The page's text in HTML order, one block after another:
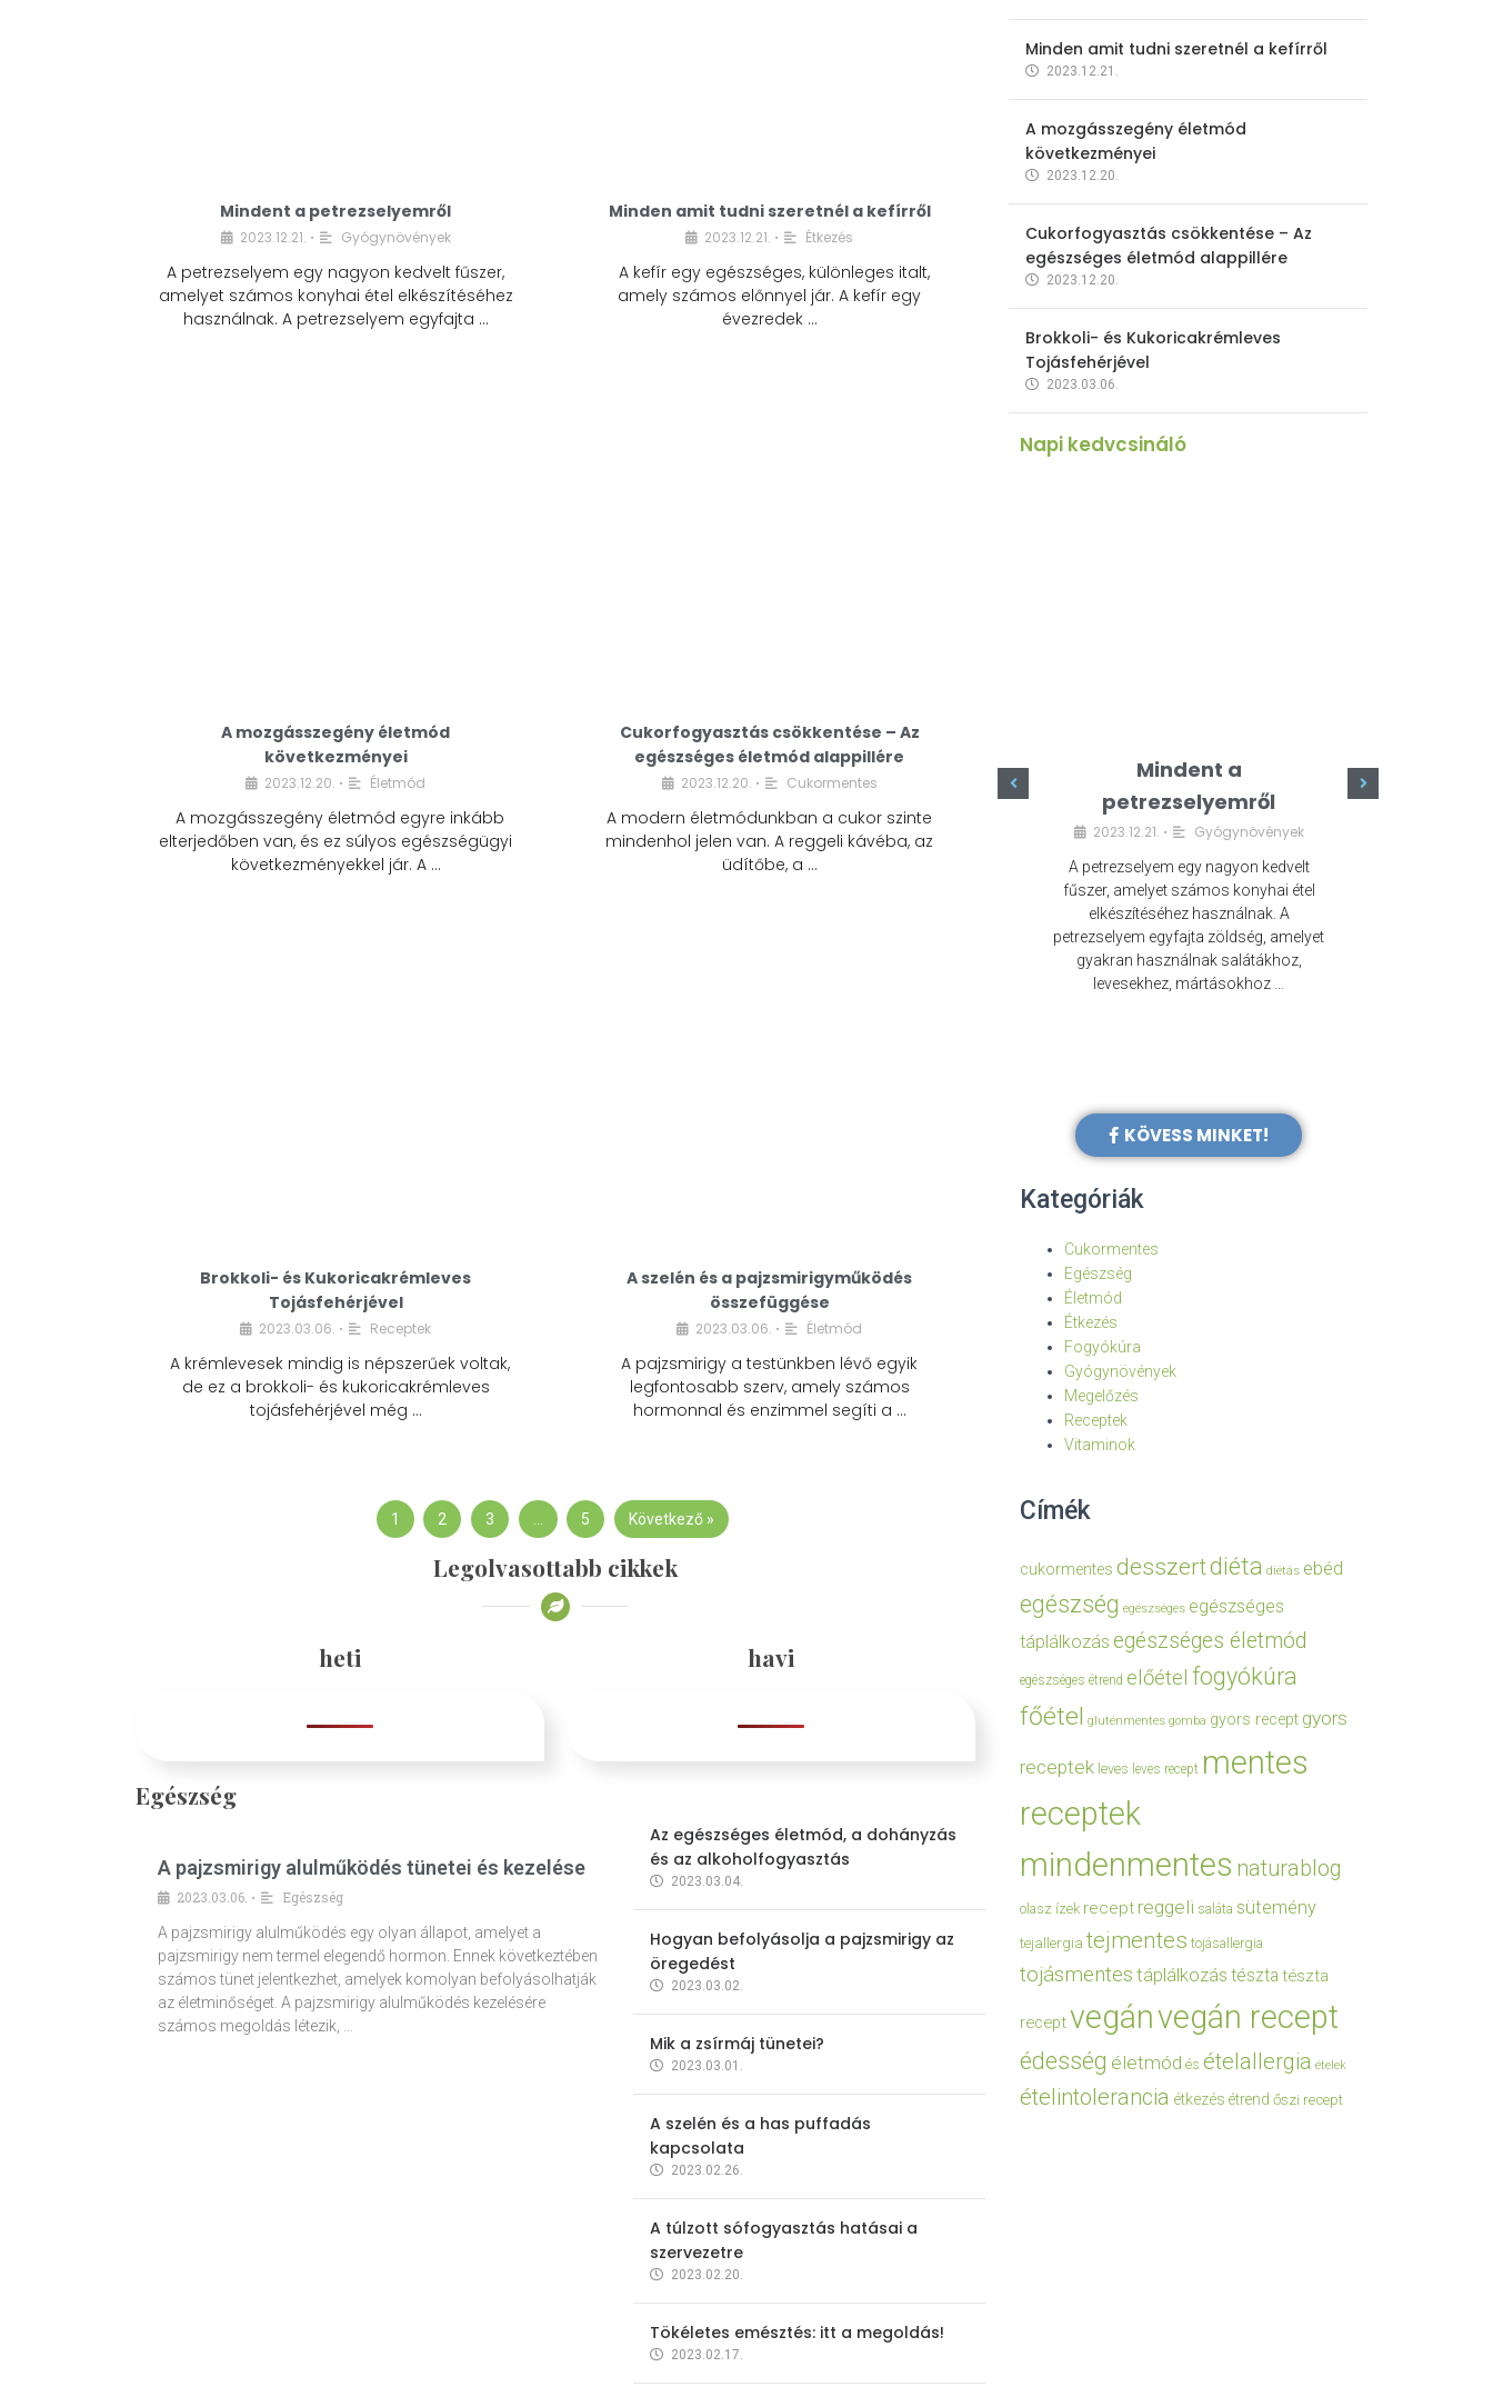
Mindent a petrezselyemről
2023.12.21. • Gyógynövények
A petrezselyem egy nagyon kedvelt fűszer,
amelyet számos konyhai étel elkészítéséhez
használnak. A petrezselyem egyfajta …
Minden amit tudni szeretnél a kefírről
2023.12.21. • Étkezés
A kefír egy egészséges, különleges italt,
amely számos előnnyel jár. A kefír egy
évezredek …
A mozgásszegény életmód
következményei
2023.12.20. • Életmód
A mozgásszegény életmód egyre inkább
elterjedőben van, és ez súlyos egészségügyi
következményekkel jár. A …
Cukorfogyasztás csökkentése – Az
egészséges életmód alappillére
2023.12.20. • Cukormentes
A modern életmódunkban a cukor szinte
mindenhol jelen van. A reggeli kávéba, az
üdítőbe, a …
Brokkoli- és Kukoricakrémleves
Tojásfehérjével
2023.03.06. • Receptek
A krémlevesek mindig is népszerűek voltak,
de ez a brokkoli- és kukoricakrémleves
tojásfehérjével még …
A szelén és a pajzsmirigyműködés
összefüggése
2023.03.06. • Életmód
A pajzsmirigy a testünkben lévő egyik
legfontosabb szerv, amely számos
hormonnal és enzimmel segíti a …
1 2 3 5 Következő »
Legolvasottabb cikkek
heti havi
Egészség
A pajzsmirigy alulműködés tünetei és kezelése
2023.03.06. •
Egészség
A pajzsmirigy alulműködés egy olyan állapot, amelyet a
pajzsmirigy nem termel elegendő hormon. Ennek következtében
számos tünet jelentkezhet, amelyek komolyan befolyásolhatják
az életminőséget. A pajzsmirigy alulműködés kezelésére
számos megoldás létezik, …
Az egészséges életmód, a dohányzás
és az alkoholfogyasztás
2023.03.04.
Hogyan befolyásolja a pajzsmirigy az
öregedést
2023.03.02.
Mik a zsírmáj tünetei?
2023.03.01.
A szelén és a has puffadás
kapcsolata
2023.02.26.
A túlzott sófogyasztás hatásai a
szervezetre
2023.02.20.
Tökéletes emésztés: itt a megoldás!
2023.02.17.
Minden amit tudni szeretnél a kefírről
2023.12.21.
A mozgásszegény életmód
következményei
2023.12.20.
Cukorfogyasztás csökkentése – Az
egészséges életmód alappillére
2023.12.20.
Brokkoli- és Kukoricakrémleves
Tojásfehérjével
2023.03.06.
Napi kedvcsináló
Cukorfogyasztás
egészséges életmód
alappillére
Mindent a
petrezselyemről
2023.12.21. • Gyógynövények
A petrezselyem egy nagyon kedvelt
fűszer, amelyet számos konyhai étel
elkészítéséhez használnak. A
petrezselyem egyfajta zöldség, amelyet
gyakran használnak salátákhoz,
levesekhez, mártásokhoz …
KÖVESS MINKET!
Kategóriák
Cukormentes
Egészség
Életmód
Étkezés
Fogyókúra
Gyógynövények
Megelőzés
Receptek
Vitaminok
Címék
cukormentes desszertdiéta diétás ebéd
egészség egészséges egészséges
táplálkozás egészséges életmód
egészséges étrend előétel fogyókúra
főétel gluténmentes gomba gyors recept gyors
receptek leves leves recept mentes
receptek
mindenmentes naturablog
olasz ízek recept reggeli saláta sütemény
tejallergia tejmentes tojásallergia
tojásmentes táplálkozás tészta tészta
receptvegánvegán recept
édesség életmód és ételallergia ételek
ételintolerancia étkezés étrend őszi recept